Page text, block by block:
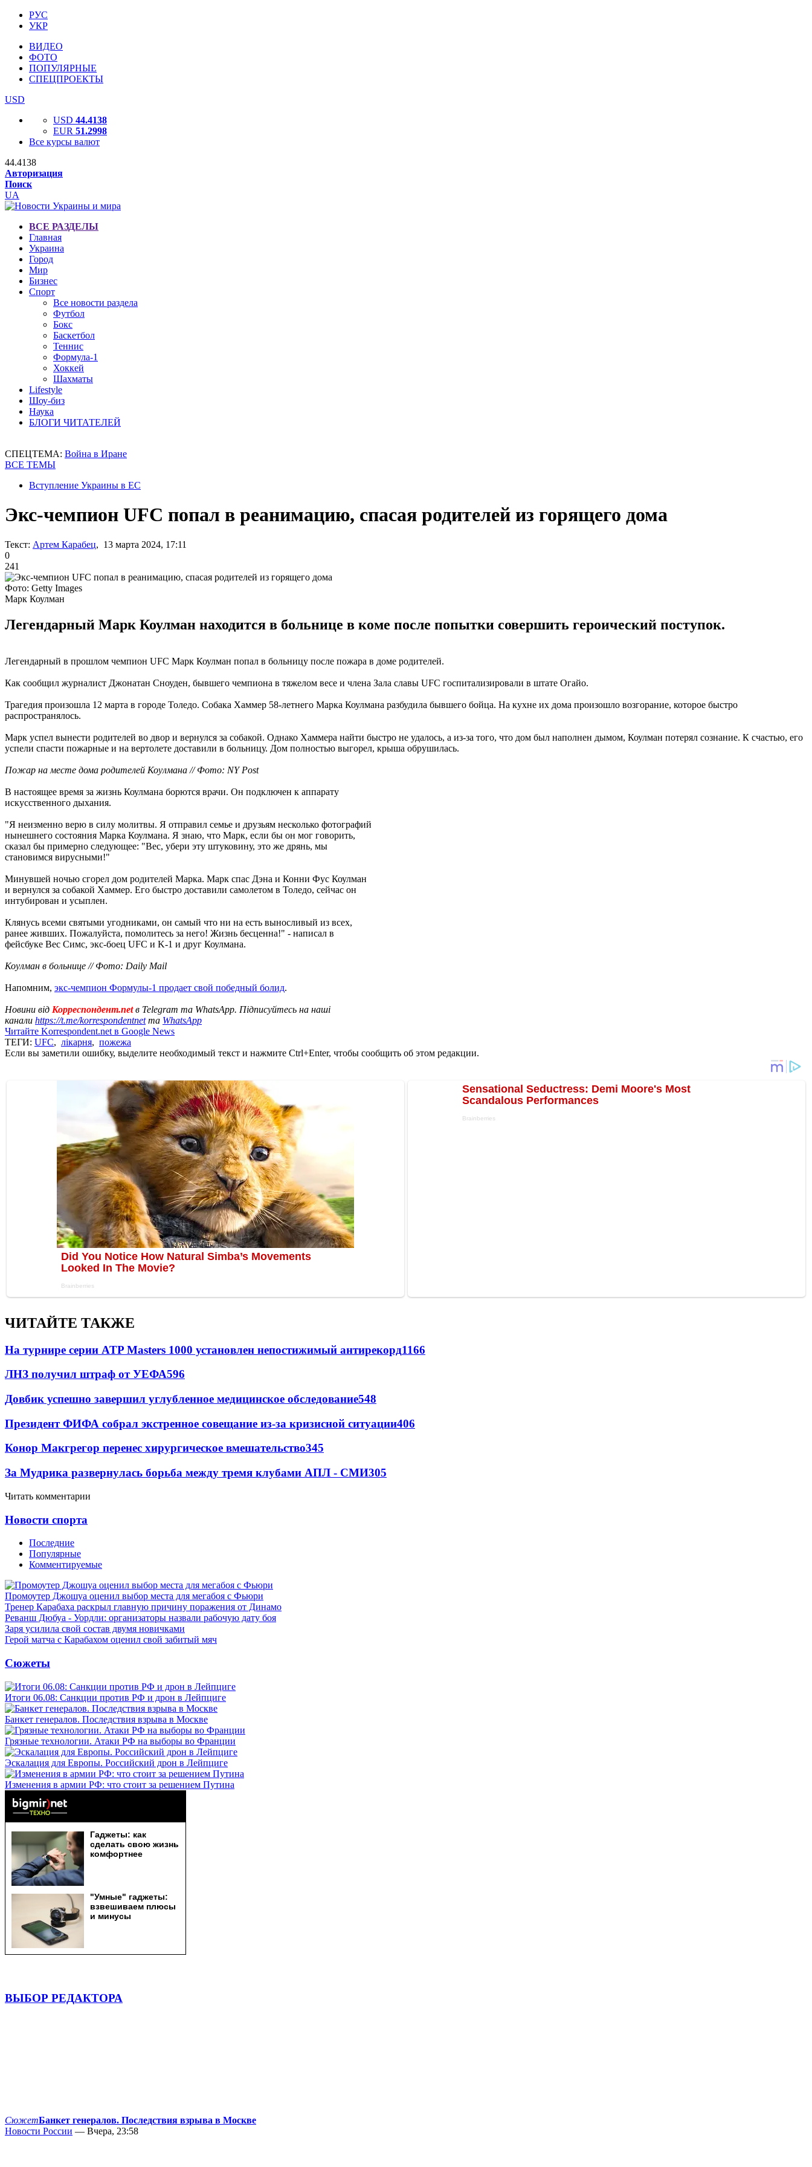
РУС
УКР
ВИДЕО
ФОТО
ПОПУЛЯРНЫЕ
СПЕЦПРОЕКТЫ
USD
USD 44.4138
EUR 51.2998
Все курсы валют
44.4138
Авторизация
Поиск
UA
ВСЕ РАЗДЕЛЫ
Главная
Украина
Город
Мир
Бизнес
Спорт
Все новости раздела
Футбол
Бокс
Баскетбол
Теннис
Формула-1
Хоккей
Шахматы
Lifestyle
Шоу-биз
Наука
БЛОГИ ЧИТАТЕЛЕЙ
СПЕЦТЕМА: Война в Иране
ВСЕ ТЕМЫ
Вступление Украины в ЕС
Экс-чемпион UFC попал в реанимацию, спасая родителей из горящего дома
Текст: Артем Карабец, 13 марта 2024, 17:11
0
241
Фото: Getty Images
Марк Коулман
Легендарный Марк Коулман находится в больнице в коме после попытки совершить героический поступок.
Легендарный в прошлом чемпион UFC Марк Коулман попал в больницу после пожара в доме родителей.
Как сообщил журналист Джонатан Сноуден, бывшего чемпиона в тяжелом весе и члена Зала славы UFC госпитализировали в штате Огайо.
Трагедия произошла 12 марта в городе Толедо. Собака Хаммер 58-летнего Марка Коулмана разбудила бывшего бойца. На кухне их дома произошло возгорание, которое быстро
распространялось.
Марк успел вынести родителей во двор и вернулся за собакой. Однако Хаммера найти быстро не удалось, а из-за того, что дом был наполнен дымом, Коулман потерял сознание. К счастью, его
успели спасти пожарные и на вертолете доставили в больницу. Дом полностью выгорел, крыша обрушилась.
Пожар на месте дома родителей Коулмана // Фото: NY Post
В настоящее время за жизнь Коулмана борются врачи. Он подключен к аппарату
искусственного дыхания.
"Я неизменно верю в силу молитвы. Я отправил семье и друзьям несколько фотографий
нынешнего состояния Марка Коулмана. Я знаю, что Марк, если бы он мог говорить,
сказал бы примерно следующее: "Вес, убери эту штуковину, это же дрянь, мы
становимся вирусными!"
Минувшей ночью сгорел дом родителей Марка. Марк спас Дэна и Конни Фус Коулман
и вернулся за собакой Хаммер. Его быстро доставили самолетом в Толедо, сейчас он
интубирован и усыплен.
Клянусь всеми святыми угодниками, он самый что ни на есть выносливый из всех,
ранее живших. Пожалуйста, помолитесь за него! Жизнь бесценна!" - написал в
фейсбуке Вес Симс, экс-боец UFC и K-1 и друг Коулмана.
Коулман в больнице // Фото: Daily Mail
Напомним, экс-чемпион Формулы-1 продает свой победный болид.
Новини від Корреспондент.netв Telegram та WhatsApp. Підписуйтесь на наші
канали https://t.me/korrespondentnetта WhatsApp
Читайте Korrespondent.net в Google News
ТЕГИ: UFC, лікарня, пожежа
Если вы заметили ошибку, выделите необходимый текст и нажмите Ctrl+Enter, чтобы сообщить об этом редакции.
ЧИТАЙТЕ ТАКЖЕ
На турнире серии ATP Masters 1000 установлен непостижимый антирекорд1166
ЛНЗ получил штраф от УЕФА596
Довбик успешно завершил углубленное медицинское обследование548
Президент ФИФА собрал экстренное совещание из-за кризисной ситуации406
Конор Макгрегор перенес хирургическое вмешательство345
За Мудрика развернулась борьба между тремя клубами АПЛ - СМИ305
Читать комментарии
Новости спорта
Последние
Популярные
Комментируемые
Промоутер Джошуа оценил выбор места для мегабоя с Фьюри
Тренер Карабаха раскрыл главную причину поражения от Динамо
Реванш Дюбуа - Уордли: организаторы назвали рабочую дату боя
Заря усилила свой состав двумя новичками
Герой матча с Карабахом оценил свой забитый мяч
Сюжеты
Итоги 06.08: Санкции против РФ и дрон в Лейпциге
Банкет генералов. Последствия взрыва в Москве
Грязные технологии. Атаки РФ на выборы во Франции
Эскалация для Европы. Российский дрон в Лейпциге
Изменения в армии РФ: что стоит за решением Путина
ВЫБОР РЕДАКТОРА
СюжетБанкет генералов. Последствия взрыва в Москве
Новости России — Вчера, 23:58